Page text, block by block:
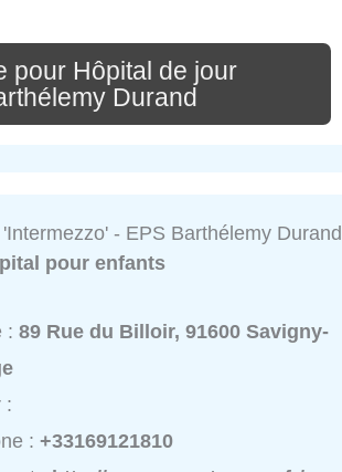
pour Hôpital de jour
Durand
- EPS Barthélemy Durand
pour enfants
:89 Rue du Billoir, 91600 Savigny-
:
:+33169121810